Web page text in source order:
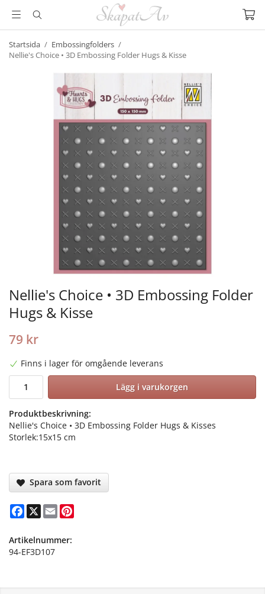
Startsida / Embossingfolders /
Nellie's Choice • 3D Embossing Folder Hugs & Kisse
Nellie's Choice • 3D Embossing Folder
Hugs & Kisse
79 kr
Finns i lager för omgående leverans
Lägg i varukorgen
Produktbeskrivning:
Nellie's Choice • 3D Embossing Folder Hugs & Kisses
Storlek:15x15 cm
Spara som favorit
Facebook
X Email
Artikelnummer:
94-EF3D107